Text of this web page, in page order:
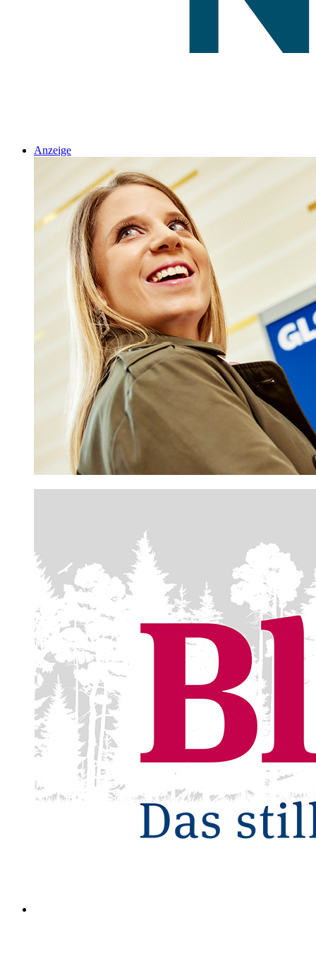
Anzeige